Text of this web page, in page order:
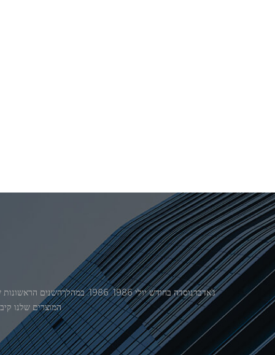
המוצרים שלנו קיבל